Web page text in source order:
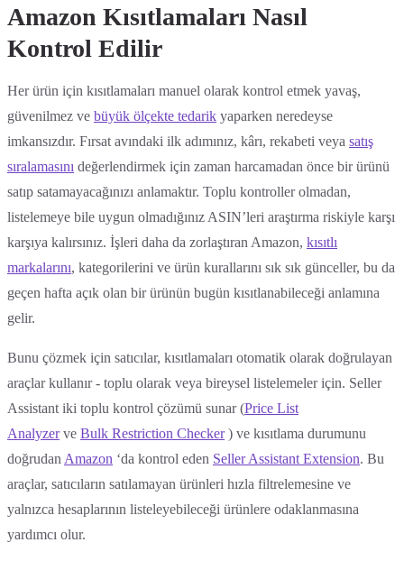
Amazon Kısıtlamaları Nasıl
Kontrol Edilir
Her ürün için kısıtlamaları manuel olarak kontrol etmek yavaş,
güvenilmez ve büyük ölçekte tedarik yaparken neredeyse
imkansızdır. Fırsat avındaki ilk adımınız, kârı, rekabeti veya satış
sıralamasını değerlendirmek için zaman harcamadan önce bir ürünü
satıp satamayacağınızı anlamaktır. Toplu kontroller olmadan,
listelemeye bile uygun olmadığınız ASIN’leri araştırma riskiyle karşı
karşıya kalırsınız. İşleri daha da zorlaştıran Amazon, kısıtlı
markalarını, kategorilerini ve ürün kurallarını sık sık günceller, bu da
geçen hafta açık olan bir ürünün bugün kısıtlanabileceği anlamına
gelir.
Bunu çözmek için satıcılar, kısıtlamaları otomatik olarak doğrulayan
araçlar kullanır - toplu olarak veya bireysel listelemeler için. Seller
Assistant iki toplu kontrol çözümü sunar (Price List
Analyzerve Bulk Restriction Checker) ve kısıtlama durumunu
doğrudan Amazon ‘da kontrol eden Seller Assistant Extension. Bu
araçlar, satıcıların satılamayan ürünleri hızla filtrelemesine ve
yalnızca hesaplarının listeleyebileceği ürünlere odaklanmasına
yardımcı olur.